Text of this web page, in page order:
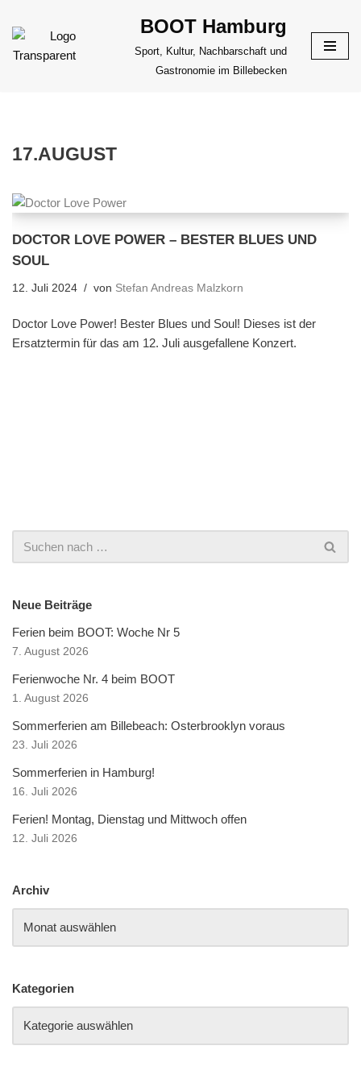
Zum
Inhalt
BOOT Hamburg
Sport, Kultur, Nachbarschaft und
Gastronomie im Billebecken
17.AUGUST
DOCTOR LOVE POWER – BESTER BLUES UND
SOUL
12. Juli 2024 von Stefan Andreas Malzkorn
Doctor Love Power! Bester Blues und Soul! Dieses ist der
Ersatztermin für das am 12. Juli ausgefallene Konzert.
Neue Beiträge
Ferien beim BOOT: Woche Nr 5
7. August 2026
Ferienwoche Nr. 4 beim BOOT
1. August 2026
Sommerferien am Billebeach: Osterbrooklyn voraus
23. Juli 2026
Sommerferien in Hamburg!
16. Juli 2026
Ferien! Montag, Dienstag und Mittwoch offen
12. Juli 2026
Archiv
Kategorien